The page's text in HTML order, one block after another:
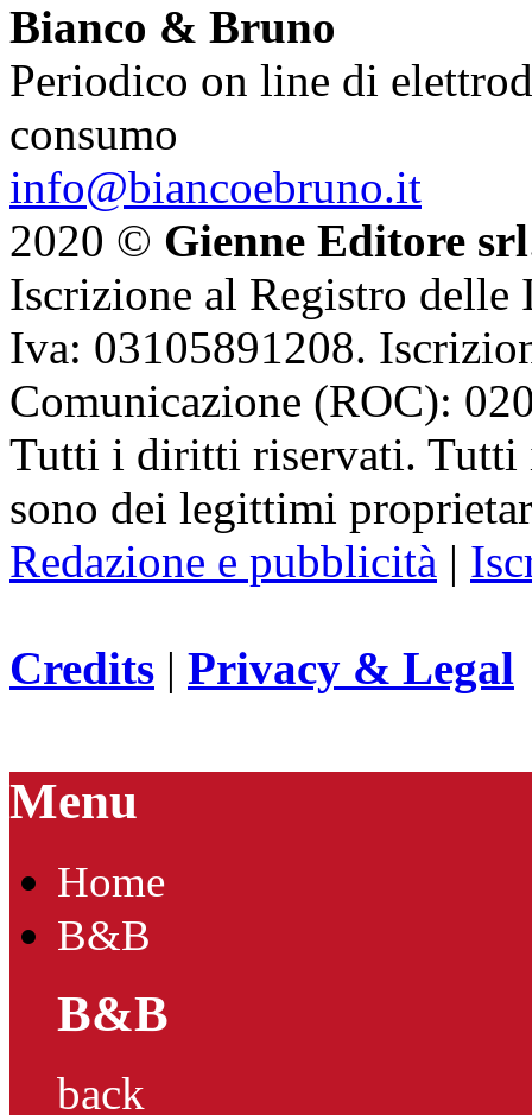
Bianco & Bruno
Periodico on line di
consumo
info@biancoebruno.it
2020 © Gienne Editore srl
Iscrizione al Registro delle
Iva: 03105891208.
Comunicazione (ROC):
Tutti i diritti riservati. Tutti
sono dei legittimi
Redazione e pubblicità |
Credits | Privacy & Legal
Menu
Home
B&B
B&B
back